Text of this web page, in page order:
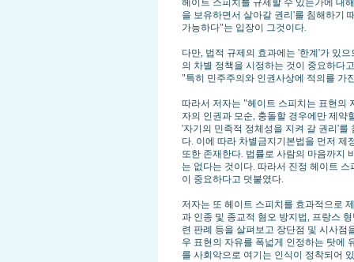
헤이트 스피치를 규제할 수 있는가에 대
을 보유하면서 살아갈 권리'를 침해하기
가능하다"는 입장이 그것이다.
다만, 법적 규제의 효과에는 '한계'가 있
의 차별 정책을 시정하는 것이 중요하다
"특히 민주주의와 인권사상에 적의를 가
따라서 저자는 "헤이트 스피치는 표현의
자의 인권과 모순, 충돌할 경우에만 제약
'자기의 민족적 정체성을 지켜 갈 권리'
다. 이에 따라 차별금지기본법을 먼저 제
또한 존재한다. 법률로 사람의 마음까지
는 없다는 것이다. 따라서 진정 헤이트
이 중요하다고 덧붙였다.
저자는 또 헤이트 스피치를 효과적으로
과 인종 및 종교적 혐오 방지법, 프랑스
련 판례 등을 살펴보고 장단점 및 시사점
우 표현의 자유를 폭넓게 인정하는 탓에
를 사회악으로 여기는 인식이 정착되어